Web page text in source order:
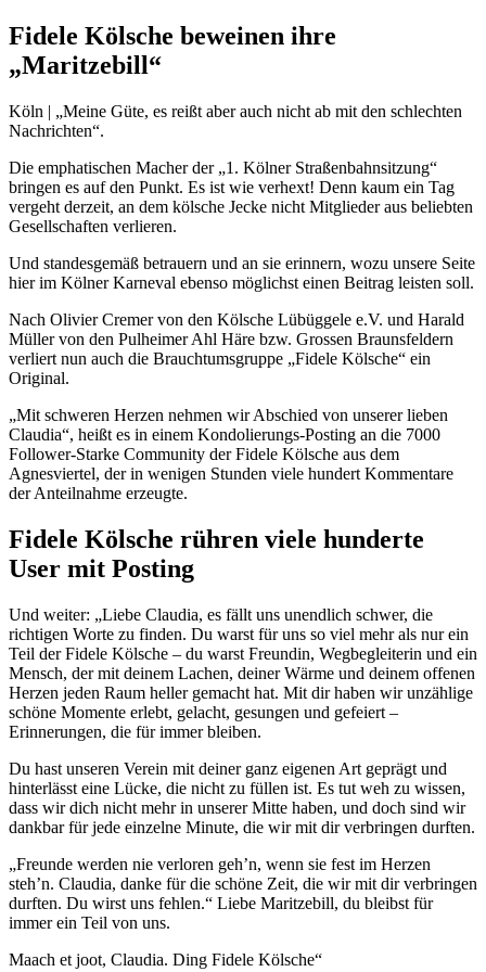
Fidele Kölsche beweinen ihre
„Maritzebill“
Köln | „Meine Güte, es reißt aber auch nicht ab mit den schlechten
Nachrichten“.
Die emphatischen Macher der „1. Kölner Straßenbahnsitzung“
bringen es auf den Punkt. Es ist wie verhext! Denn kaum ein Tag
vergeht derzeit, an dem kölsche Jecke nicht Mitglieder aus beliebten
Gesellschaften verlieren.
Und standesgemäß betrauern und an sie erinnern, wozu unsere Seite
hier im Kölner Karneval ebenso möglichst einen Beitrag leisten soll.
Nach Olivier Cremer von den Kölsche Lübüggele e.V. und Harald
Müller von den Pulheimer Ahl Häre bzw. Grossen Braunsfeldern
verliert nun auch die Brauchtumsgruppe „Fidele Kölsche“ ein
Original.
„Mit schweren Herzen nehmen wir Abschied von unserer lieben
Claudia“, heißt es in einem Kondolierungs-Posting an die 7000
Follower-Starke Community der Fidele Kölsche aus dem
Agnesviertel, der in wenigen Stunden viele hundert Kommentare
der Anteilnahme erzeugte.
Fidele Kölsche rühren viele hunderte
User mit Posting
Und weiter: „Liebe Claudia, es fällt uns unendlich schwer, die
richtigen Worte zu finden. Du warst für uns so viel mehr als nur ein
Teil der Fidele Kölsche – du warst Freundin, Wegbegleiterin und ein
Mensch, der mit deinem Lachen, deiner Wärme und deinem offenen
Herzen jeden Raum heller gemacht hat. Mit dir haben wir unzählige
schöne Momente erlebt, gelacht, gesungen und gefeiert –
Erinnerungen, die für immer bleiben.
Du hast unseren Verein mit deiner ganz eigenen Art geprägt und
hinterlässt eine Lücke, die nicht zu füllen ist. Es tut weh zu wissen,
dass wir dich nicht mehr in unserer Mitte haben, und doch sind wir
dankbar für jede einzelne Minute, die wir mit dir verbringen durften.
„Freunde werden nie verloren geh’n, wenn sie fest im Herzen
steh’n. Claudia, danke für die schöne Zeit, die wir mit dir verbringen
durften. Du wirst uns fehlen.“ Liebe Maritzebill, du bleibst für
immer ein Teil von uns.
Maach et joot, Claudia. Ding Fidele Kölsche“